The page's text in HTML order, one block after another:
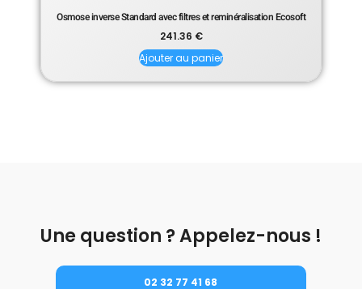
Osmose inverse Standard avec filtres et reminéralisation Ecosoft
241.36 €
Ajouter au panier
Une question ? Appelez-nous !
02 32 77 41 68